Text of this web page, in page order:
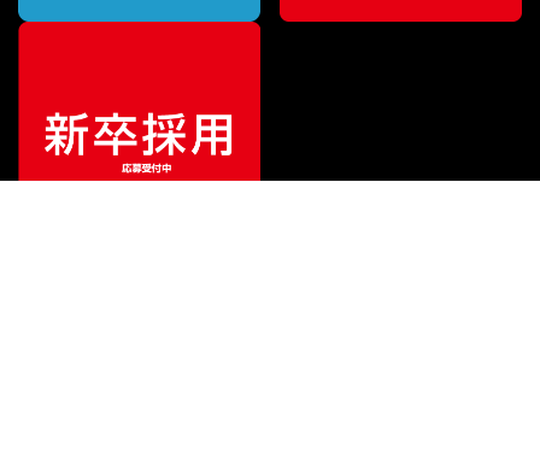
販売価格¥660 （税込）